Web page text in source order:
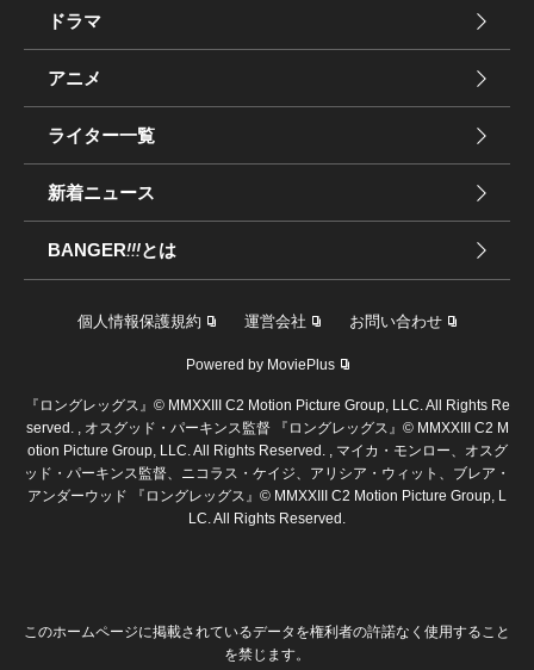
ドラマ
アニメ
ライター一覧
新着ニュース
BANGER!!!とは
個人情報保護規約 運営会社 お問い合わせ
Powered by MoviePlus
『ロングレッグス』© MMXXIII C2 Motion Picture Group, LLC. All Rights Re
served. , オスグッド・パーキンス監督 『ロングレッグス』© MMXXIII C2 M
otion Picture Group, LLC. All Rights Reserved. , マイカ・モンロー、オスグ
ッド・パーキンス監督、ニコラス・ケイジ、アリシア・ウィット、ブレア・
アンダーウッド 『ロングレッグス』© MMXXIII C2 Motion Picture Group, L
LC. All Rights Reserved.
このホームページに掲載されているデータを権利者の許諾なく使用すること
を禁じます。